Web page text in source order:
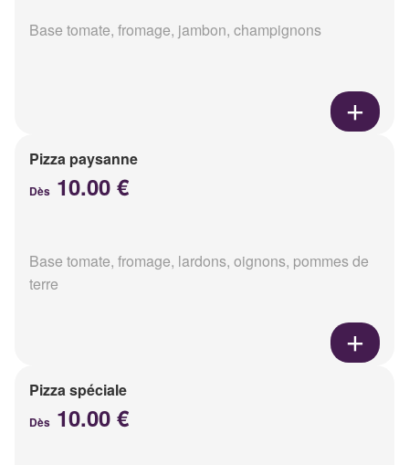
Base tomate, fromage, jambon, champignons
Pizza paysanne
Dès 10.00 €
Base tomate, fromage, lardons, oignons, pommes de
terre
Pizza spéciale
Dès 10.00 €